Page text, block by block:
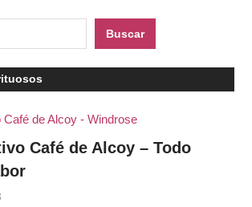
Buscar
Café de Alcoy – Todo